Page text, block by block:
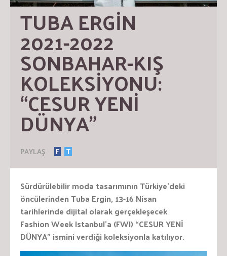
TUBA ERGİN
2021-2022
SONBAHAR-KIŞ
KOLEKSİYONU:
“CESUR YENİ
DÜNYA”
PAYLAŞ F T
Sürdürülebilir moda tasarımının Türkiye’deki
öncülerinden Tuba Ergin, 13-16 Nisan
tarihlerinde dijital olarak gerçekleşecek
FashionWeek Istanbul’a (FWI) “CESUR YENİ
DÜNYA” ismini verdiği koleksiyonla katılıyor.